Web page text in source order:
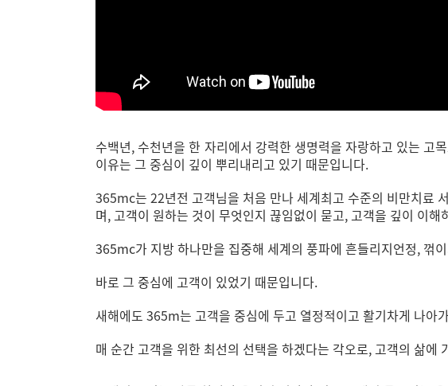
수백년, 수천년을 한 자리에서 강력한 생명력을 자랑하고 있는 고
이유는 그 중심이 깊이 뿌리내리고 있기 때문입니다.
365mc는 22년전 고객님을 처음 만나 세계최고 수준의 비만치료
며,고객이 원하는 것이 무엇인지 끊임없이 묻고,고객을 깊이 이해
365mc가 지방 하나만을 집중해 세계의 풍파에 흔들리지언정, 꺾
바로 그 중심에 고객이 있었기 때문입니다.
새해에도 365m는 고객을 중심에 두고 열정적이고 활기차게 나아
매 순간 고객을 위한 최선의 선택을 하겠다는 각오로,고객의 삶에